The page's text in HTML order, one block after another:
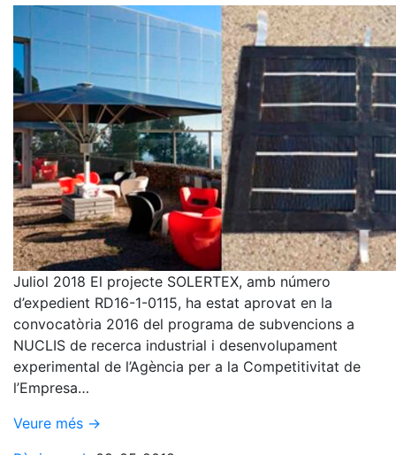
Juliol 2018 El projecte SOLERTEX, amb número
d’expedient RD16-1-0115, ha estat aprovat en la
convocatòria 2016 del programa de subvencions a
NUCLIS de recerca industrial i desenvolupament
experimental de l’Agència per a la Competitivitat de
l’Empresa…
Veure més →